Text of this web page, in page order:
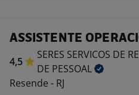
ASSISTENTE
4,5
SERES SERVICOS DE
DE PESSOAL
Resende - RJ